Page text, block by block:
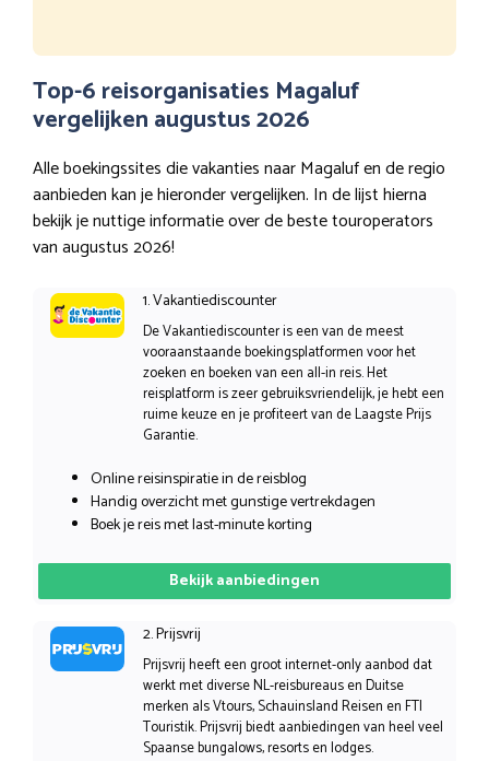
Top-6 reisorganisaties Magaluf
vergelijken augustus 2026
Alle boekingssites die vakanties naar Magaluf en de regio
aanbieden kan je hieronder vergelijken. In de lijst hierna
bekijk je nuttige informatie over de beste touroperators
van augustus 2026!
1. Vakantiediscounter
De Vakantiediscounter is een van de meest
vooraanstaande boekingsplatformen voor het
zoeken en boeken van een all-in reis. Het
reisplatform is zeer gebruiksvriendelijk, je hebt een
ruime keuze en je profiteert van de Laagste Prijs
Garantie.
Online reisinspiratie in de reisblog
Handig overzicht met gunstige vertrekdagen
Boek je reis met last-minute korting
Bekijk aanbiedingen
2. Prijsvrij
Prijsvrij heeft een groot internet-only aanbod dat
werkt met diverse NL-reisbureaus en Duitse
merken als Vtours, Schauinsland Reisen en FTI
Touristik. Prijsvrij biedt aanbiedingen van heel veel
Spaanse bungalows, resorts en lodges.